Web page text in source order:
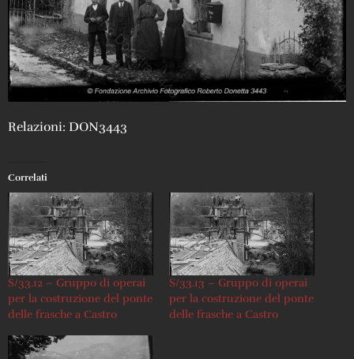
Relazioni: DON3443
Correlati
S/33.12 – Gruppo di operai
per la costruzione del ponte
delle frasche a Castro
S/33.13 – Gruppo di operai
per la costruzione del ponte
delle frasche a Castro